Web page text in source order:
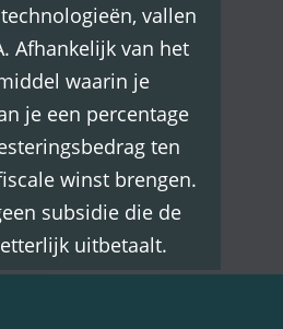
vallen
Afhankelijk van het
waarin je
je een percentage
ten
winst brengen.
subsidie die de
uitbetaalt.